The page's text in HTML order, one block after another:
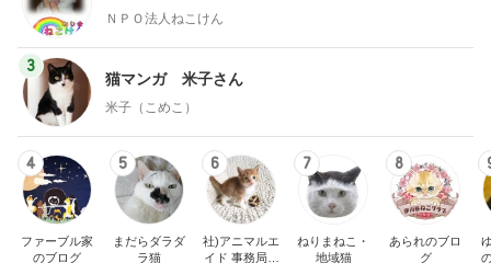
ＮＰＯ法人ねこけん
3
猫マンガ 米子さん
米子（こめこ）
4
ファーブル家
のブログ
5
まだらダラダ
ラ猫
6
社)アニマルエ
イド 事務局＆
7
ねりまねこ・
地域猫
8
あられのブロ
グ